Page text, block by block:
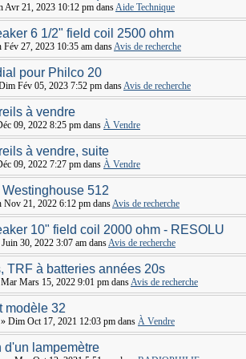
Avr 21, 2023 10:12 pm dansAide Technique
6 1/2" field coil 2500 ohm
Fév 27, 2023 10:35 am dansAvis de recherche
pour Philco 20
Fév 05, 2023 7:52 pm dansAvis de recherche
à vendre
09, 2022 8:25 pm dans À Vendre
à vendre, suite
09, 2022 7:27 pm dans À Vendre
512
Nov 21, 2022 6:12 pm dansAvis de recherche
10" field coil 2000 ohm - RESOLU
Juin 30, 2022 3:07 am dansAvis de recherche
TRF à batteries années 20s
Mars 15, 2022 9:01 pm dansAvis de recherche
modèle 32
» Dim Oct 17, 2021 12:03 pm dans À Vendre
d'un lampemètre